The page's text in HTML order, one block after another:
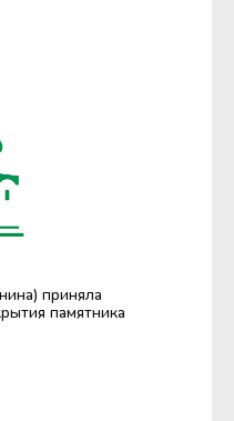
приняла
памятника